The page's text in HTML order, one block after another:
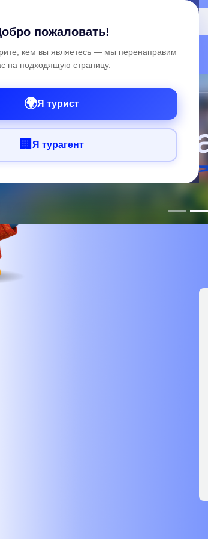
пожаловать!
кем вы являетесь — мы перенаправим
на подходящую страницу.
🌍Я турист
🏢 Я турагент